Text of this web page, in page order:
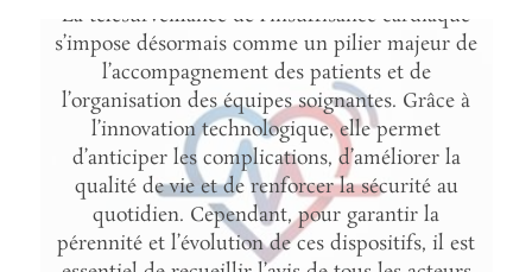
La télésurveillance de l’insuffisance cardiaque
s’impose désormais comme un pilier majeur de
l’accompagnement des patients et de
l’organisation des équipes soignantes. Grâce à
l’innovation technologique, elle permet
d’anticiper les complications, d’améliorer la
qualité de vie et de renforcer la sécurité au
quotidien. Cependant, pour garantir la
pérennité et l’évolution de ces dispositifs, il est